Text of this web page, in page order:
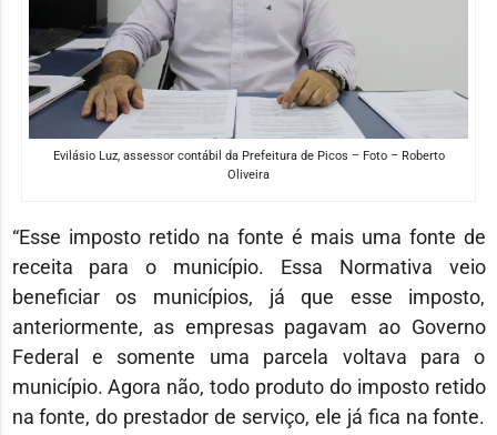
Evilásio Luz, assessor contábil da Prefeitura de Picos – Foto – Roberto
Oliveira
“Esse imposto retido na fonte é mais uma fonte de
receita para o município. Essa Normativa veio
beneficiar os municípios, já que esse imposto,
anteriormente, as empresas pagavam ao Governo
Federal e somente uma parcela voltava para o
município. Agora não, todo produto do imposto retido
na fonte, do prestador de serviço, ele já fica na fonte.